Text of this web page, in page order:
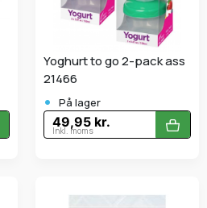
Yoghurt to go 2-pack ass
21466
• På lager
49,95 kr.
Inkl. moms